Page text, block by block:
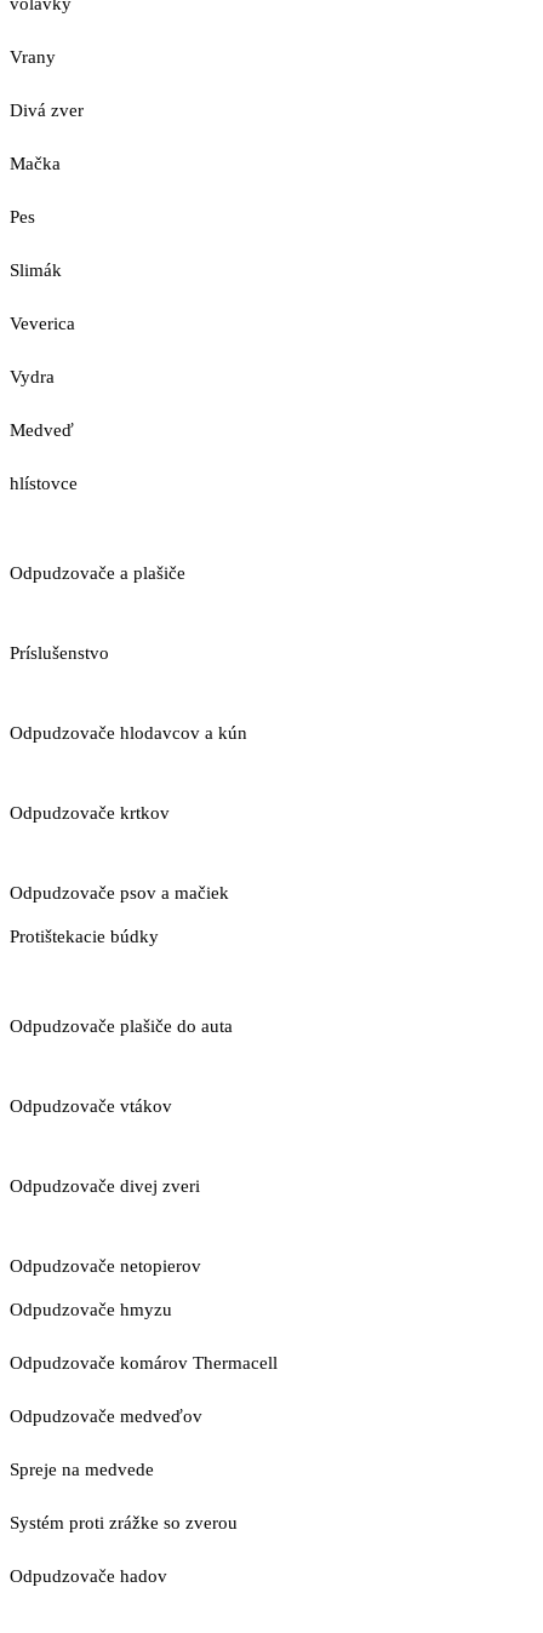
Vrany
Divá zver
Mačka
Pes
Slimák
Veverica
Vydra
Medveď
hlístovce
Odpudzovače a plašiče
Príslušenstvo
Odpudzovače hlodavcov a kún
Odpudzovače krtkov
Odpudzovače psov a mačiek
Protištekacie búdky
Odpudzovače plašiče do auta
Odpudzovače vtákov
Odpudzovače divej zveri
Odpudzovače netopierov
Odpudzovače hmyzu
Odpudzovače komárov Thermacell
Odpudzovače medveďov
Spreje na medvede
Systém proti zrážke so zverou
Odpudzovače hadov